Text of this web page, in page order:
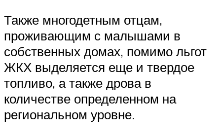
Также многодетным отцам,
проживающим с малышами в
собственных домах, помимо льгот
ЖКХ выделяется еще и твердое
топливо, а также дрова в
количестве определенном на
региональном уровне.